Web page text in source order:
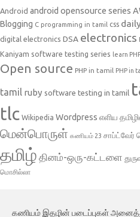
Android android opensource series
Blogging C programming in tamil css
digital electronics DSA electronics
Kaniyam software testing series learn
Open source PHP in tamil PHP in
tamil ruby software testing in tamil
tlc Wikipedia Wordpress எளிய
மென்பொருள் கணியம் 23 சாப்ட்வேர்
தமிழ் தினம்-ஒரு-கட்டளை
மொசில்லா
கணியம் இதழின் படைப்புகள்